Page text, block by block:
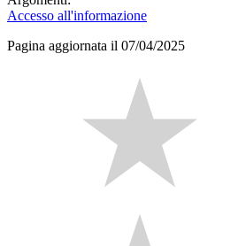
Accesso all'informazione
Pagina aggiornata il 07/04/2025